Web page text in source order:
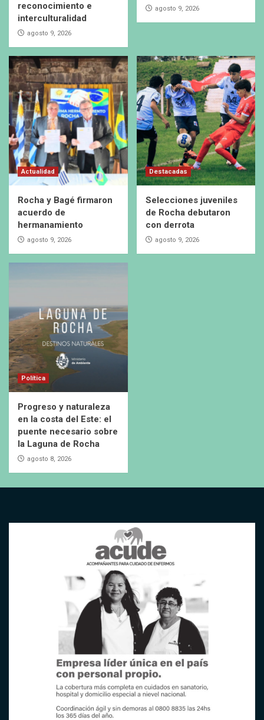
reconocimiento e
interculturalidad
agosto 9, 2026
agosto 9, 2026
Actualidad
Rocha y Bagé firmaron
acuerdo de
hermanamiento
agosto 9, 2026
Destacadas
Selecciones juveniles
de Rocha debutaron
con derrota
agosto 9, 2026
Política
Progreso y naturaleza
en la costa del Este: el
puente necesario sobre
la Laguna de Rocha
agosto 8, 2026